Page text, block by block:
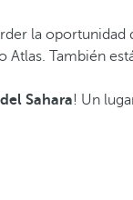
la
Atlas. También
Sahara! Un